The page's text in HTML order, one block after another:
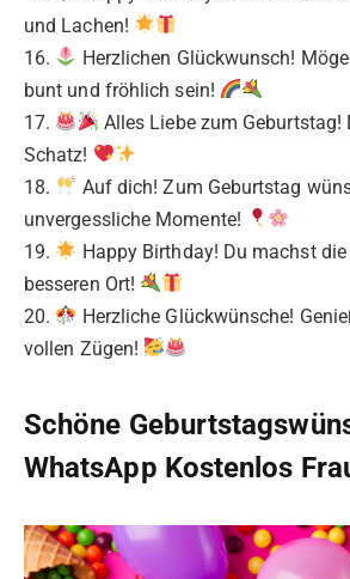
und Lachen!
16.
Herzlichen Glückwunsch!
bunt und fröhlich sein!
17.
Alles Liebe zum Geburtstag!
Schatz!
18.
Auf dich! Zum Geburtstag
unvergessliche Momente!
19.
Happy Birthday! Du machst
besseren Ort!
20.
Herzliche Glückwünsche!
vollen Zügen!
Schöne
WhatsApp Kostenlos